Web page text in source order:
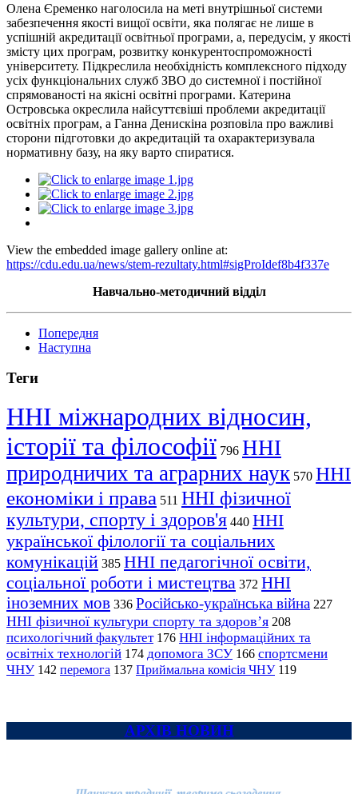
Олена Єременко наголосила на меті внутрішньої системи
забезпечення якості вищої освіти, яка полягає не лише в
успішній акредитації освітньої програми, а, передусім, у якості
змісту цих програм, розвитку конкурентоспроможності
університету. Підкреслила необхідність комплексного підходу
усіх функціональних служб ЗВО до системної і постійної
спрямованості на якісні освітні програми. Катерина
Островська окреслила найсуттєвіші проблеми акредитації
освітніх програм, а Ганна Денискіна розповіла про важливі
сторони підготовки до акредитацій та охарактеризувала
нормативну базу, на яку варто спиратися.
View the embedded image gallery online at:
https://cdu.edu.ua/news/stem-rezultaty.html#sigProIdef8b4f337e
Навчально-методичний відділ
Попередня
Наступна
Теги
ННІ міжнародних відносин,
історії та філософії 796 ННІ
природничих та аграрних наук 570 ННІ
економіки і права 511 ННІ фізичної
культури, спорту і здоров'я 440 ННІ
української філології та соціальних
комунікацій 385 ННІ педагогічної освіти,
соціальної роботи і мистецтва 372 ННІ
іноземних мов 336 Російсько-українська війна 227
ННІ фізичної культури спорту та здоров’я 208
психологічний факультет 176 ННІ інформаційних та
освітніх технологій 174 допомога ЗСУ 166 спортсмени
ЧНУ 142 перемога 137 Приймальна комісія ЧНУ 119
АРХІВ НОВИН